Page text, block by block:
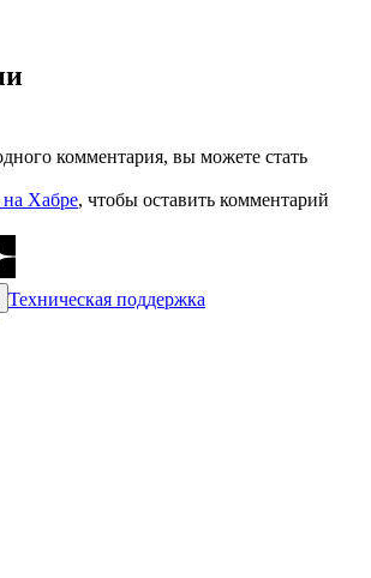
комментария, вы можете стать
на Хабре, чтобы оставить комментарий
Техническая поддержка